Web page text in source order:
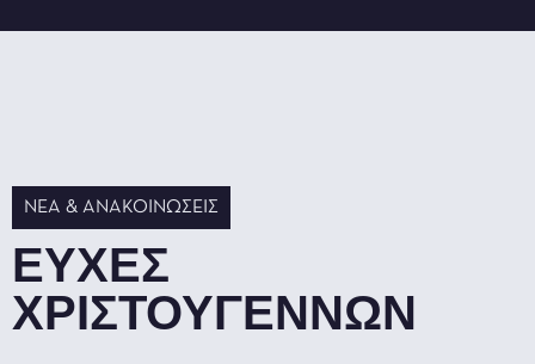
ΝΈΑ & ΑΝΑΚΟΙΝΏΣΕΙΣ
ΕΥΧΕΣ
ΧΡΙΣΤΟΥΓΕΝΝΩΝ